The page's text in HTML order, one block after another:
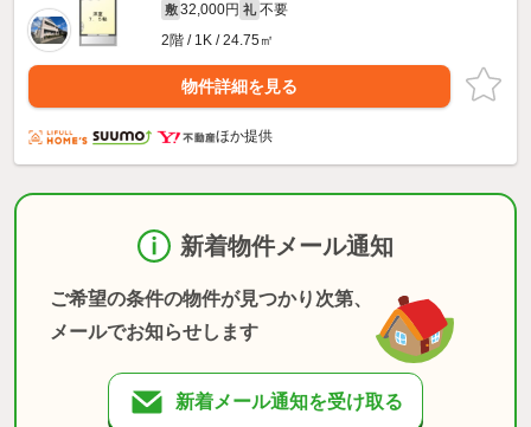
敷 32,000円 礼 不要
2階 / 1K / 24.75㎡
物件詳細を見る
ほか提供
新着物件メール通知
ご希望の条件の物件が見つかり次第、
メールでお知らせします
新着メール通知を受け取る